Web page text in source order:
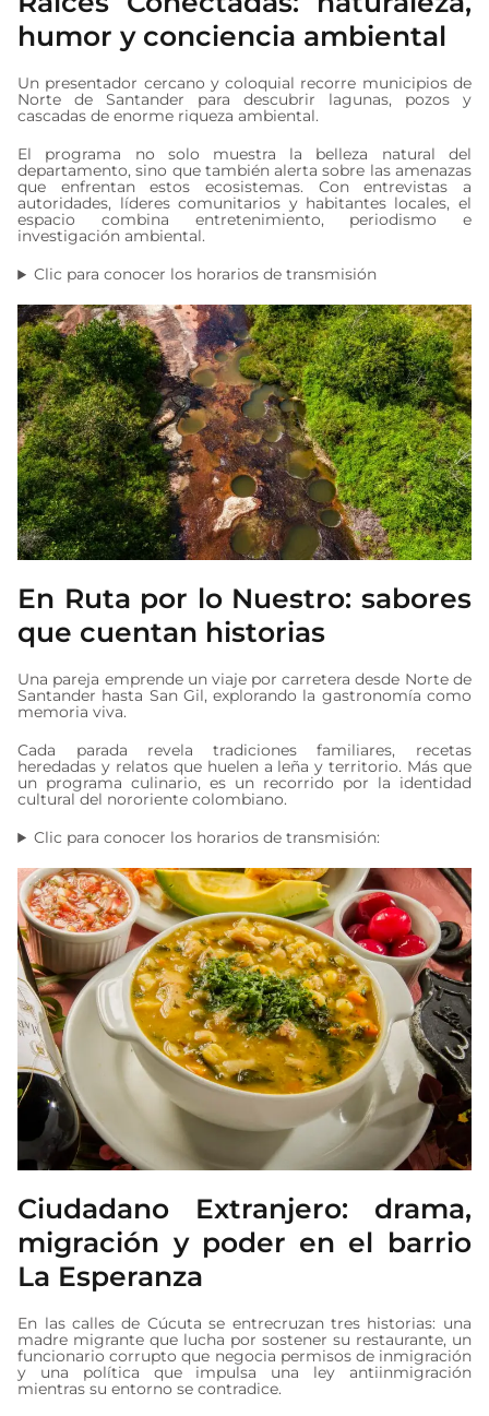
humor y conciencia ambiental
Un presentador cercano y coloquial recorre municipios de
Norte de Santander para descubrir lagunas, pozos y
cascadas de enorme riqueza ambiental.
El programa no solo muestra la belleza natural del
departamento, sino que también alerta sobre las amenazas
que enfrentan estos ecosistemas. Con entrevistas a
autoridades, líderes comunitarios y habitantes locales, el
espacio combina entretenimiento, periodismo e
investigación ambiental.
Clic para conocer los horarios de transmisión
En Ruta por lo Nuestro: sabores
que cuentan historias
Una pareja emprende un viaje por carretera desde Norte de
Santander hasta San Gil, explorando la gastronomía como
memoria viva.
Cada parada revela tradiciones familiares, recetas
heredadas y relatos que huelen a leña y territorio. Más que
un programa culinario, es un recorrido por la identidad
cultural del nororiente colombiano.
Clic para conocer los horarios de transmisión:
Ciudadano Extranjero: drama,
migración y poder en el barrio
La Esperanza
En las calles de Cúcuta se entrecruzan tres historias: una
madre migrante que lucha por sostener su restaurante, un
funcionario corrupto que negocia permisos de inmigración
y una política que impulsa una ley antiinmigración
mientras su entorno se contradice.